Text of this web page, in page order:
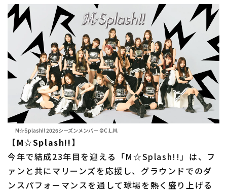
M☆Splash!! 2026シーズンメンバー ©C.L.M.
【M☆Splash!!】
今年で結成23年目を迎える「M☆Splash!!」は、フ
ァンと共にマリーンズを応援し、グラウンドでのダ
ンスパフォーマンスを通して球場を熱く盛り上げる